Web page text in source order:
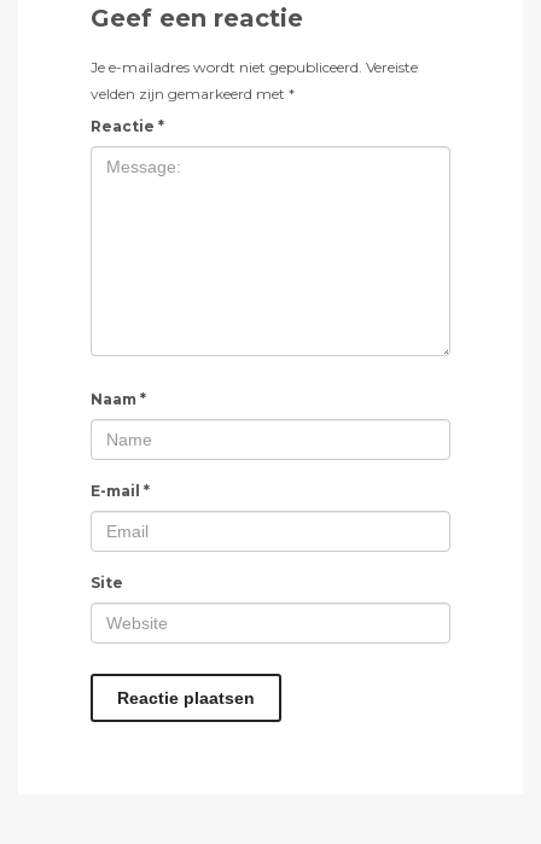
Geef een reactie
Je e-mailadres wordt niet gepubliceerd. Vereiste
velden zijn gemarkeerd met *
Reactie *
Naam *
E-mail *
Site